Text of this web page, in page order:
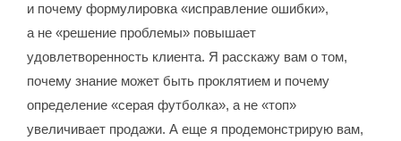
и почему формулировка «исправление ошибки»,
а не «решение проблемы» повышает
удовлетворенность клиента. Я расскажу вам о том,
почему знание может быть проклятием и почему
определение «серая футболка», а не «топ»
увеличивает продажи. А еще я продемонстрирую вам,